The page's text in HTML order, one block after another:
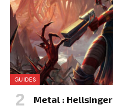
GUIDES
Metal : Hellsinger